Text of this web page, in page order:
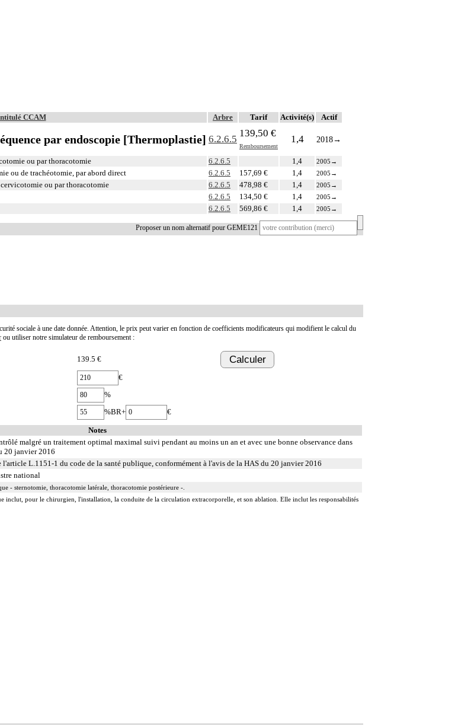
CCAM Arbre Tarif Activité(s) Actif
par endoscopie [Thermoplastie] 6.2.6.5
139,50 €
Remboursement
1,4 2018→
ou par thoracotomie 6.2.6.5 1,4 2005 →
ou de trachéotomie, par abord direct 6.2.6.5 157,69 € 1,4 2005 →
ou par thoracotomie 6.2.6.5 478,98 € 1,4 2005 →
6.2.6.5 134,50 € 1,4 2005 →
6.2.6.5 569,86 € 1,4 2005 →
Proposer un nom alternatif pour GEME121
sociale à une date donnée. Attention, le prix peut varier en fonction de coefficients modificateurs qui modifient le calcul du
ou utiliser notre simulateur de remboursement :
139.5 € Calculer
€
%
%BR+ €
Notes
malgré un traitement optimal maximal suivi pendant au moins un an et avec une bonne observance dans
20 janvier 2016
L.1151-1 du code de la santé publique, conformément à l'avis de la HAS du 20 janvier 2016
national
- sternotomie, thoracotomie latérale, thoracotomie postérieure -.
inclut, pour le chirurgien, l'installation, la conduite de la circulation extracorporelle, et son ablation. Elle inclut les responsabilités